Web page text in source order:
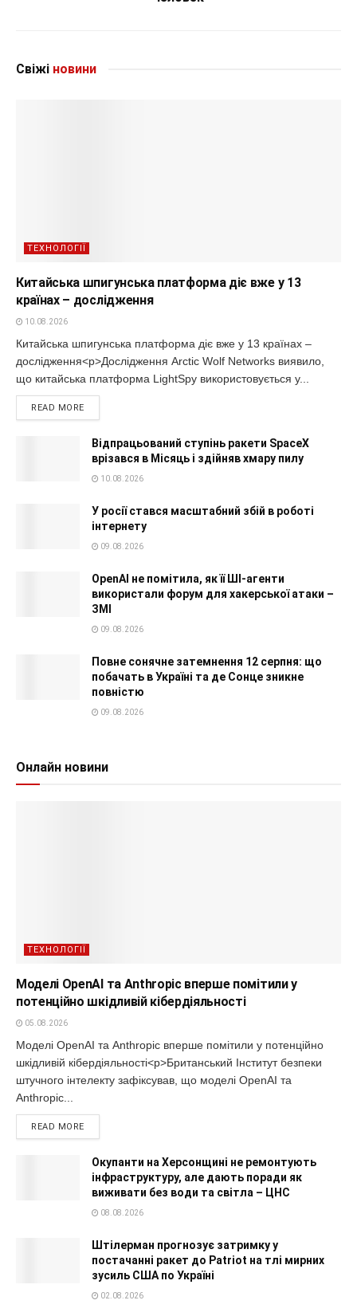
Свіжі новини
ТЕХНОЛОГІЇ
Китайська шпигунська платформа діє вже у 13
країнах – дослідження
10.08.2026
Китайська шпигунська платформа діє вже у 13 країнах –
дослідження<p>Дослідження Arctic Wolf Networks виявило,
що китайська платформа LightSpy використовується у...
READ MORE
Відпрацьований ступінь ракети SpaceX
врізався в Місяць і здійняв хмару пилу
10.08.2026
У росії стався масштабний збій в роботі
інтернету
09.08.2026
OpenAI не помітила, як її ШІ-агенти
використали форум для хакерської атаки –
ЗМІ
09.08.2026
Повне сонячне затемнення 12 серпня: що
побачать в Україні та де Сонце зникне
повністю
09.08.2026
Онлайн новини
ТЕХНОЛОГІЇ
Моделі OpenAI та Anthropic вперше помітили у
потенційно шкідливій кібердіяльності
05.08.2026
Моделі OpenAI та Anthropic вперше помітили у потенційно
шкідливій кібердіяльності<p>Британський Інститут безпеки
штучного інтелекту зафіксував, що моделі OpenAI та
Anthropic...
READ MORE
Окупанти на Херсонщині не ремонтують
інфраструктуру, але дають поради як
виживати без води та світла – ЦНС
08.08.2026
Штілерман прогнозує затримку у
постачанні ракет до Patriot на тлі мирних
зусиль США по Україні
02.08.2026